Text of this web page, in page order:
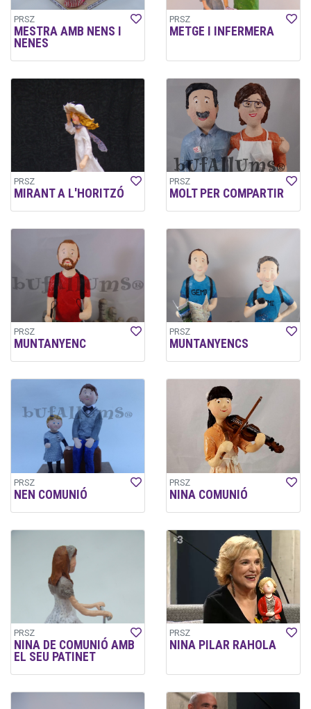
PRSZ
MESTRA AMB NENS I
NENES
PRSZ
METGE I INFERMERA
PRSZ
MIRANT A L'HORITZÓ
PRSZ
MOLT PER COMPARTIR
PRSZ
MUNTANYENC
PRSZ
MUNTANYENCS
PRSZ
NEN COMUNIÓ
PRSZ
NINA COMUNIÓ
PRSZ
NINA DE COMUNIÓ AMB
EL SEU PATINET
PRSZ
NINA PILAR RAHOLA